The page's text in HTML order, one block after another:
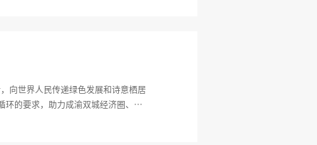
向世界人民传递绿色发展和诗意栖居
环的要求，助力成渝双城经济圈、成